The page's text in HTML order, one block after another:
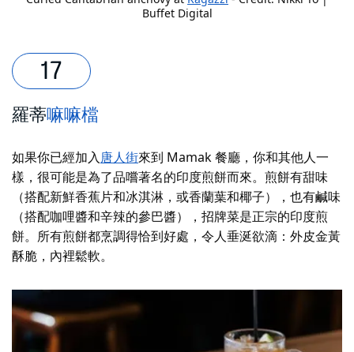
Buffet Digital
羅蒂嘛嘛檔
如果你已經加入唐人街來到 Mamak 餐廳，你和其他人一
樣，很可能是為了品嚐著名的印度煎餅而來。煎餅有甜味
（搭配新鮮香蕉片和冰淇淋，或香蘭葉和椰子），也有鹹味
（搭配咖哩醬和辛辣的參巴醬），招牌菜是正宗的印度煎
餅。所有煎餅都烹調得恰到好處，令人垂涎欲滴：外皮金黃
酥脆，內裡鬆軟。